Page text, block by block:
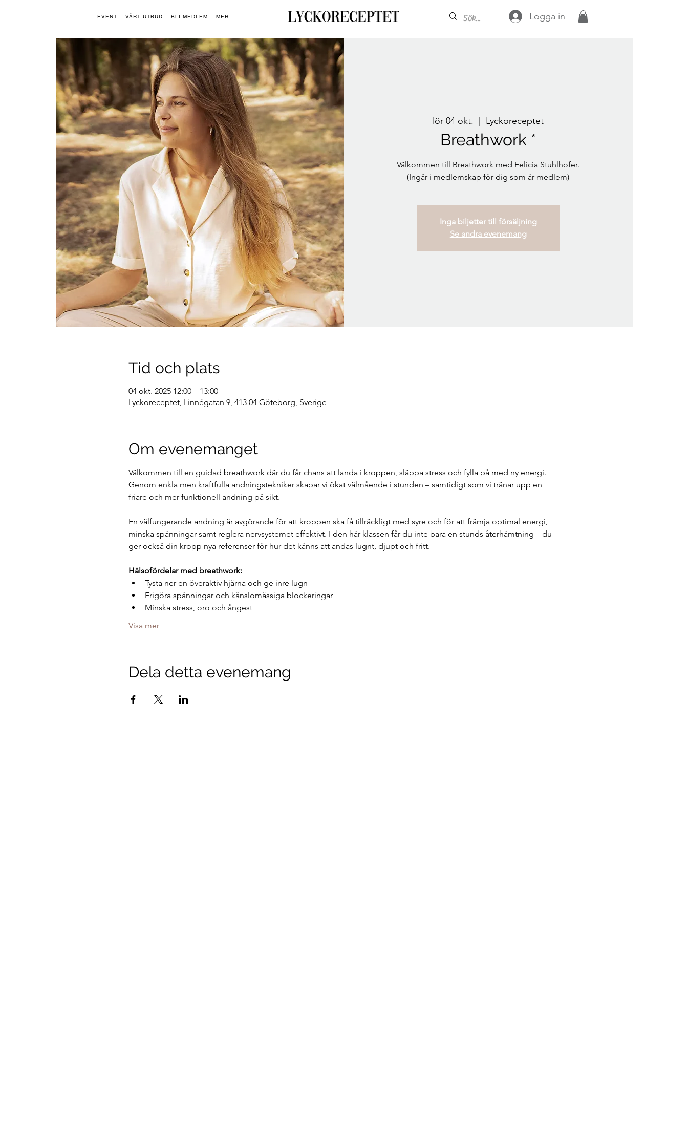
EVENT VÅRT UTBUD BLI MEDLEM MER Logga in
lör 04 okt. Lyckoreceptet
Breathwork *
Välkommen till Breathwork med Felicia Stuhlhofer.
(Ingår i medlemskap för dig som är medlem)
Inga biljetter till försäljning
Se andra evenemang
Tid och plats
04 okt. 2025 12:00 – 13:00
Lyckoreceptet, Linnégatan 9, 413 04 Göteborg, Sverige
Om evenemanget
Välkommen till en guidad breathwork där du får chans att landa i kroppen, släppa stress och fylla på med ny energi.
Genom enkla men kraftfulla andningstekniker skapar vi ökat välmående i stunden – samtidigt som vi tränar upp en
friare och mer funktionell andning på sikt.
En välfungerande andning är avgörande för att kroppen ska få tillräckligt med syre och för att främja optimal energi,
minska spänningar samt reglera nervsystemet effektivt. I den här klassen får du inte bara en stunds återhämtning – du
ger också din kropp nya referenser för hur det känns att andas lugnt, djupt och fritt.
Hälsofördelar med breathwork:
Tysta ner en överaktiv hjärna och ge inre lugn
Frigöra spänningar och känslomässiga blockeringar
Minska stress, oro och ångest
Visa mer
Dela detta evenemang